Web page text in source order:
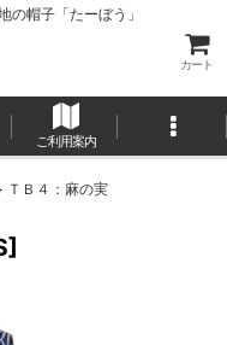
の帽子「たーぼう」
カート
ご利用案内
ＴＢ４：麻の実
]